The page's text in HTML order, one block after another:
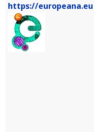
https://europeana.eu